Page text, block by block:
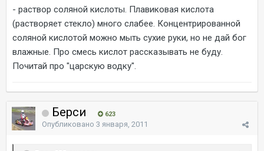
- раствор соляной кислоты. Плавиковая кислота
(растворяет стекло) много слабее. Концентрированной
соляной кислотой можно мыть сухие руки, но не дай бог
влажные. Про смесь кислот рассказывать не буду.
Почитай про "царскую водку".
Берси 623
Опубликовано 3 января, 2011